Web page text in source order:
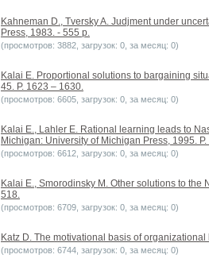
Kahneman D., Tversky A. Judjment under
Press, 1983. - 555 p.
(просмотров: 3882, загрузок: 0, за месяц: 0)
Kalai E. Proportional solutions to bargaining
45. P. 1623 – 1630.
(просмотров: 6605, загрузок: 0, за месяц: 0)
Kalai E., Lahler E. Rational learning leads to
Michigan: University of Michigan Press, 1995. P.
(просмотров: 6612, загрузок: 0, за месяц: 0)
Kalai E., Smorodinsky M. Other solutions to
518.
(просмотров: 6709, загрузок: 0, за месяц: 0)
Katz D. The motivational basis of
(просмотров: 6744, загрузок: 0, за месяц: 0)